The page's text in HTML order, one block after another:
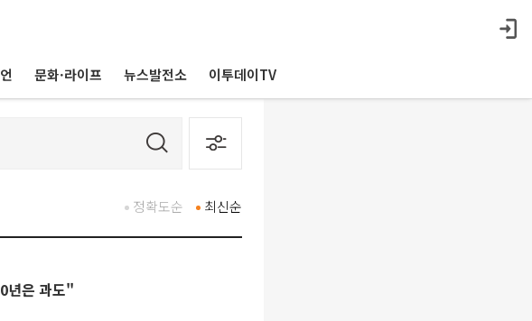
문화·라이프 뉴스발전소 이투데이TV
최신순
정확도순
년은 과도"